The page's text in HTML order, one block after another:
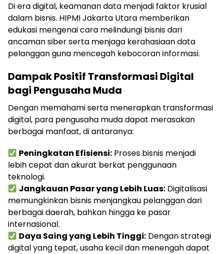
Di era digital, keamanan data menjadi faktor krusial
dalam bisnis. HIPMI Jakarta Utara memberikan
edukasi mengenai cara melindungi bisnis dari
ancaman siber serta menjaga kerahasiaan data
pelanggan guna mencegah kebocoran informasi.
Dampak Positif Transformasi Digital
bagi Pengusaha Muda
Dengan memahami serta menerapkan transformasi
digital, para pengusaha muda dapat merasakan
berbagai manfaat, di antaranya:
Peningkatan Efisiensi: Proses bisnis menjadi
lebih cepat dan akurat berkat penggunaan
teknologi.
Jangkauan Pasar yang Lebih Luas: Digitalisasi
memungkinkan bisnis menjangkau pelanggan dari
berbagai daerah, bahkan hingga ke pasar
internasional.
Daya Saing yang Lebih Tinggi: Dengan strategi
digital yang tepat, usaha kecil dan menengah dapat